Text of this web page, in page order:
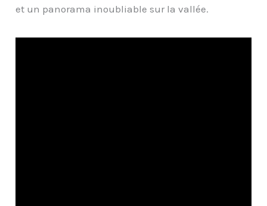
et un panorama inoubliable sur la vallée.